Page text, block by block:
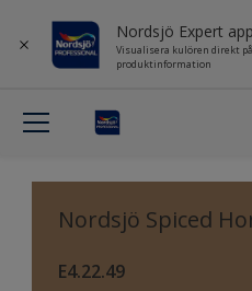
Nordsjö Expert app
Visualisera kulören direkt
produktinformation
Nordsjö Spiced
E4.22.49